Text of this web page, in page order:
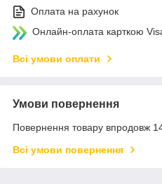
Оплата на рахунок
Онлайн-оплата карткою
Всі умови оплати
Умови повернення
Повернення товару впродовж
Всі умови повернення